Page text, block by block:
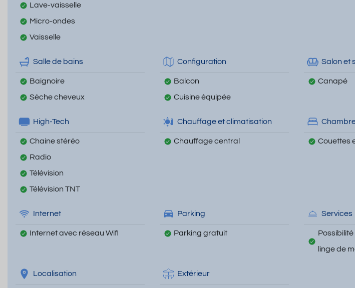
Lave-vaisselle
Micro-ondes
Vaisselle
Salle de bains
Baignoire
Sèche cheveux
Configuration
Balcon
Cuisine équipée
Salon et
Canapé
High-Tech
Chaine stéréo
Radio
Télévision
Télévision TNT
Chauffage et climatisation
Chauffage central Couettes
Internet
Internet avec réseau Wifi
Parking
Parking gratuit
Services
linge de
Localisation Extérieur